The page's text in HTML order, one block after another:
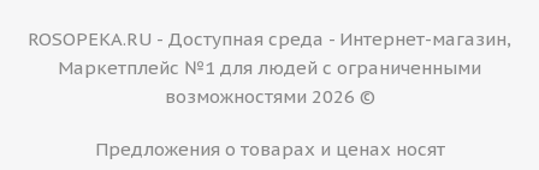
ROSOPEKA.RU - Доступная среда - Интернет-магазин,
Маркетплейс №1 для людей с ограниченными
возможностями 2026 ©
Предложения о товарах и ценах носят